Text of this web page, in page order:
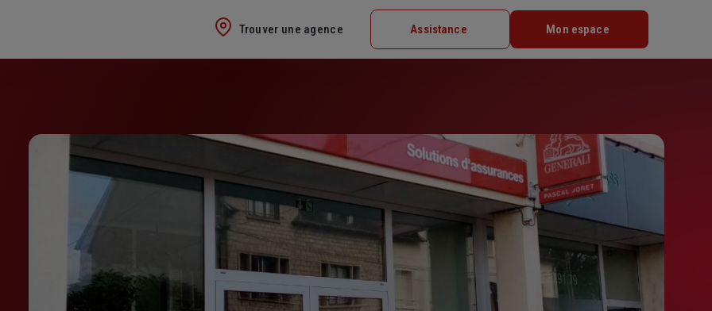
Trouver une agence Assistance Mon espace